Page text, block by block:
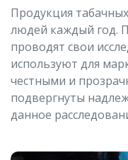
Продукция
людей каждый год.
проводят свои
используют для
честными и
подвергнуты
данное